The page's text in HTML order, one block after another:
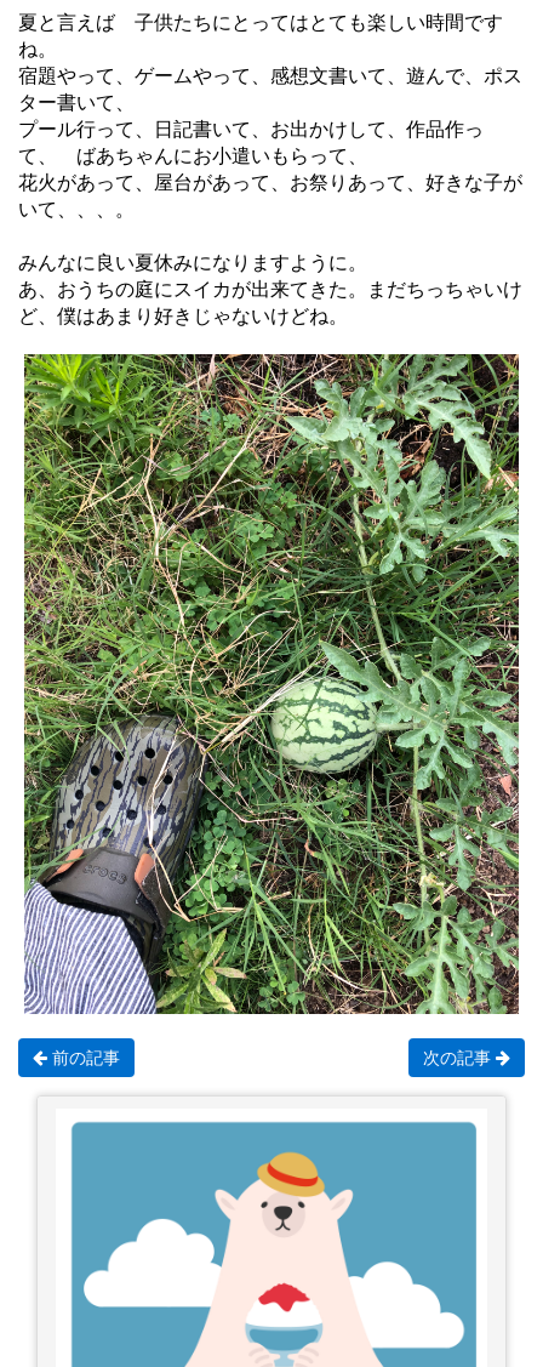
夏と言えば 子供たちにとってはとても楽しい時間です
ね。
宿題やって、ゲームやって、感想文書いて、遊んで、ポス
ター書いて、
プール行って、日記書いて、お出かけして、作品作っ
て、 ばあちゃんにお小遣いもらって、
花火があって、屋台があって、お祭りあって、好きな子が
いて、、、。
みんなに良い夏休みになりますように。
あ、おうちの庭にスイカが出来てきた。まだちっちゃいけ
ど、僕はあまり好きじゃないけどね。
前の記事 次の記事